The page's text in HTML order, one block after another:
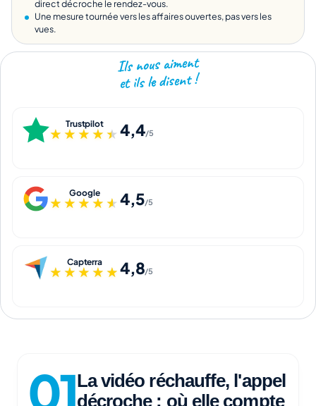
direct décroche le rendez-vous.
Une mesure tournée vers les affaires ouvertes, pas vers les
vues.
Ils nous aiment
et ils le disent !
Trustpilot
★★★★★
★★★★★ 4,4/5
Google
★★★★★
★★★★★ 4,5/5
Capterra
★★★★★
★★★★★4,8/5
La vidéo réchauffe, l'appel
décroche : où elle compte